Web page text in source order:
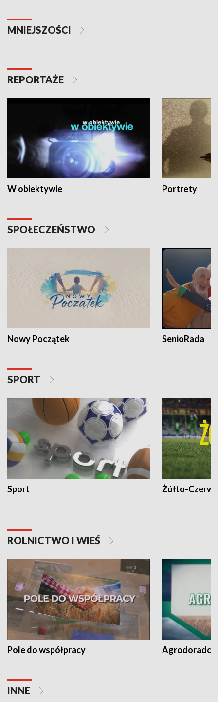
MNIEJSZOŚCI
REPORTAŻE
W obiektywie Portrety
SPOŁECZEŃSTWO
Nowy Początek SenioRada
SPORT
Sport Żółto-
ROLNICTWO I WIEŚ
Pole do współpracy Agrodoradcy
INNE